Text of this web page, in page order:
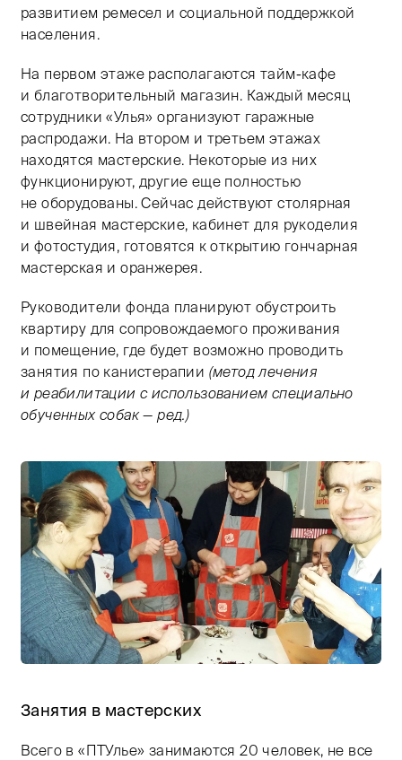
развитием ремесел и социальной поддержкой
населения.
На первом этаже располагаются тайм-кафе
и благотворительный магазин. Каждый месяц
сотрудники «Улья» организуют гаражные
распродажи. На втором и третьем этажах
находятся мастерские. Некоторые из них
функционируют, другие еще полностью
не оборудованы. Сейчас действуют столярная
и швейная мастерские, кабинет для рукоделия
и фотостудия, готовятся к открытию гончарная
мастерская и оранжерея.
Руководители фонда планируют обустроить
квартиру для сопровождаемого проживания
и помещение, где будет возможно проводить
занятия по канистерапии (метод лечения
и реабилитации с использованием специально
обученных собак — ред.)
Тифлокомментарий: цветная фотография. Шестеро
Занятия в мастерских
Всего в «ПТУлье» занимаются 20 человек, не все